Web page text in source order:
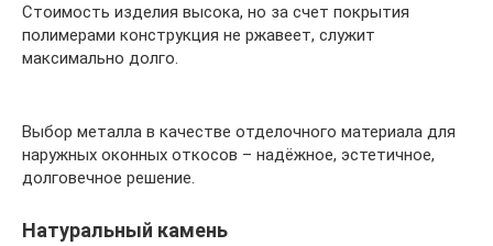
Стоимость изделия высока, но за счет покрытия
полимерами конструкция не ржавеет, служит
максимально долго.
Выбор металла в качестве отделочного материала для
наружных оконных откосов – надёжное, эстетичное,
долговечное решение.
Натуральный камень